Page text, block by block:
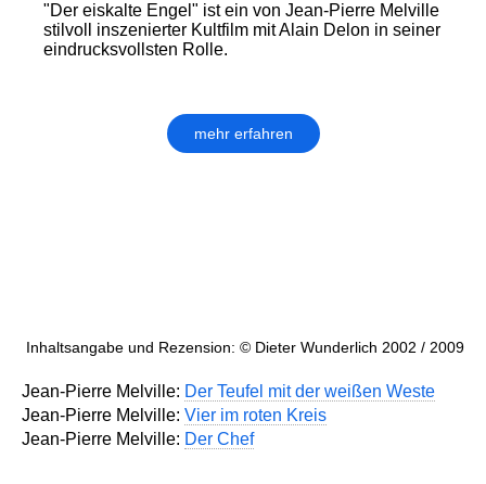
"Der eiskalte Engel" ist ein von Jean-Pierre Melville
stilvoll inszenierter Kultfilm mit Alain Delon in seiner
eindrucksvollsten Rolle.
mehr erfahren
Inhaltsangabe und Rezension: © Dieter Wunderlich 2002 / 2009
Jean-Pierre Melville: Der Teufel mit der weißen Weste
Jean-Pierre Melville: Vier im roten Kreis
Jean-Pierre Melville: Der Chef